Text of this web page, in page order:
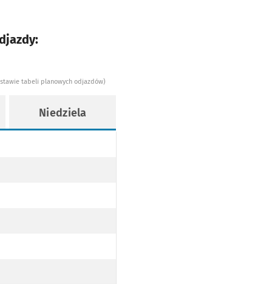
tabeli planowych odjazdów)
Niedziela